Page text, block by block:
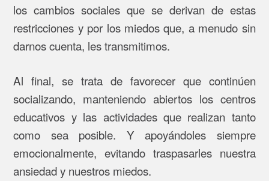
los cambios sociales que se derivan de estas
restricciones y por los miedos que, a menudo sin
darnos cuenta, les transmitimos.
Al final, se trata de favorecer que continúen
socializando, manteniendo abiertos los centros
educativos y las actividades que realizan tanto
como sea posible. Y apoyándoles siempre
emocionalmente, evitando traspasarles nuestra
ansiedad y nuestros miedos.